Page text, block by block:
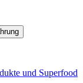
und Superfood